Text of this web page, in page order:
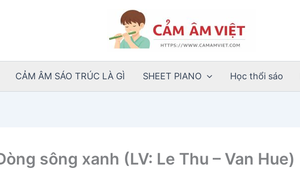
CẢM ÂM SÁO TRÚC LÀ GÌ SHEET PIANO Học thổi sáo
sông xanh (LV: Le Thu – Van Hue)